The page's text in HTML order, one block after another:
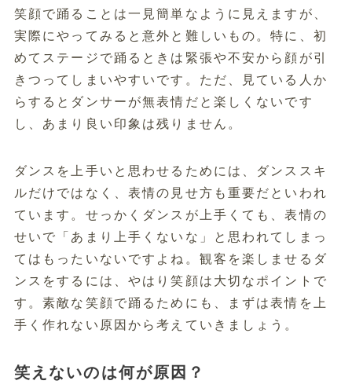
笑顔で踊ることは一見簡単なように見えますが、
実際にやってみると意外と難しいもの。特に、初
めてステージで踊るときは緊張や不安から顔が引
きつってしまいやすいです。ただ、見ている人か
らするとダンサーが無表情だと楽しくないです
し、あまり良い印象は残りません。
ダンスを上手いと思わせるためには、ダンススキ
ルだけではなく、表情の見せ方も重要だといわれ
ています。せっかくダンスが上手くても、表情の
せいで「あまり上手くないな」と思われてしまっ
てはもったいないですよね。観客を楽しませるダ
ンスをするには、やはり笑顔は大切なポイントで
す。素敵な笑顔で踊るためにも、まずは表情を上
手く作れない原因から考えていきましょう。
笑えないのは何が原因？